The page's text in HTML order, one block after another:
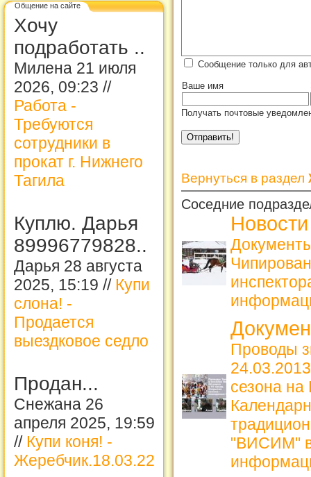
Общение на сайте
Хочу
подработать ..
Милена 21 июля
2026, 09:23 //
Работа -
Требуются
сотрудники в
прокат г. Нижнего
Тагила
Куплю. Дарья
89996779828..
Дарья 28 августа
2025, 15:19 // Купи
слона! -
Продается
выездковое седло
Продан...
Снежана 26
апреля 2025, 19:59
// Купи коня! -
Жеребчик.18.03.22
Сообщение только для
Ваше имя
Получать почтовые
Вернуться в раздел
Соседние
Новости
Проводы
24.03.2013
сезона
"ВИСИМ" в